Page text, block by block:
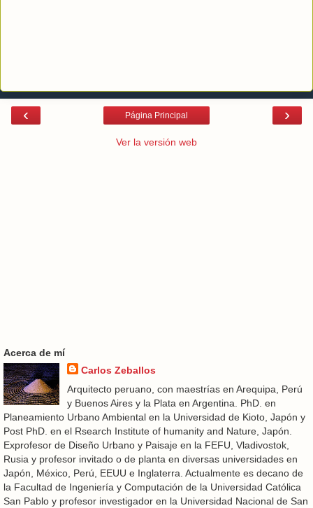
‹ ›
Página Principal
Ver la versión web
Acerca de mí
Carlos Zeballos
Arquitecto peruano, con maestrías en Arequipa, Perú
y Buenos Aires y la Plata en Argentina. PhD. en
Planeamiento Urbano Ambiental en la Universidad de Kioto, Japón y
Post PhD. en el Rsearch Institute of humanity and Nature, Japón.
Exprofesor de Diseño Urbano y Paisaje en la FEFU, Vladivostok,
Rusia y profesor invitado o de planta en diversas universidades en
Japón, México, Perú, EEUU e Inglaterra. Actualmente es decano de
la Facultad de Ingeniería y Computación de la Universidad Católica
San Pablo y profesor investigador en la Universidad Nacional de San